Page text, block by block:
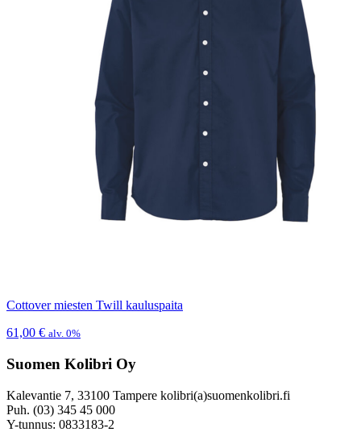
Cottover miesten Twill kauluspaita
61,00 € alv. 0%
Suomen Kolibri Oy
Kalevantie 7, 33100 Tampere kolibri(a)suomenkolibri.fi
Puh. (03) 345 45 000
Y-tunnus: 0833183-2